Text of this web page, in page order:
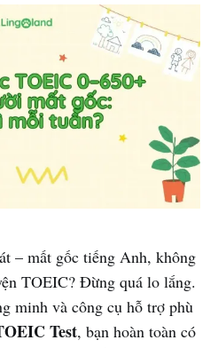
– mất gốc tiếng Anh, không
TOEIC? Đừng quá lo lắng.
minh và công cụ hỗ trợ phù
Test, bạn hoàn toàn có